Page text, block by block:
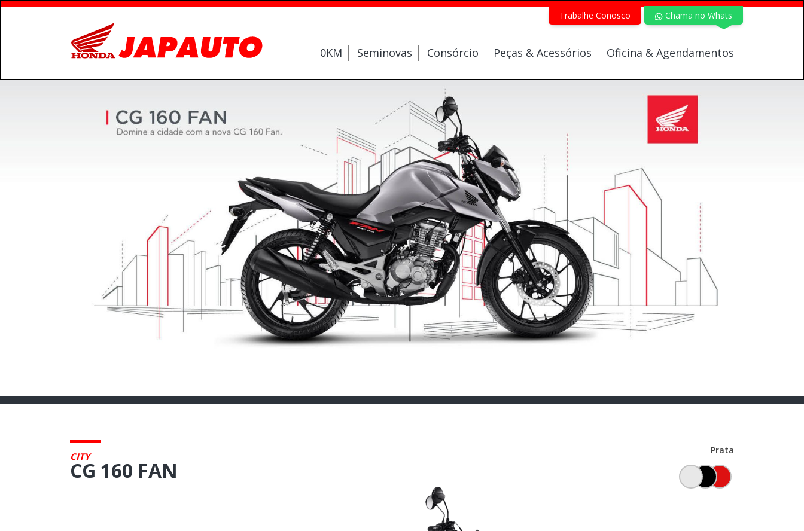
Trabalhe Conosco Chama no Whats
0KM Seminovas Consórcio Peças & Acessórios Oficina & Agendamentos
CITY
CG 160 FAN
Prata